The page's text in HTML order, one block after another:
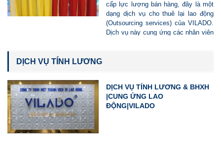
cấp lực lượng bán hàng, đây là một
dạng dịch vụ cho thuê lại lao động
(Outsourcing services) của VILADO.
Dịch vụ này cung ứng các nhân viên
DỊCH VỤ TÍNH LƯƠNG
DỊCH VỤ TÍNH LƯƠNG & BHXH
|CUNG ỨNG LAO
ĐỘNG|VILADO